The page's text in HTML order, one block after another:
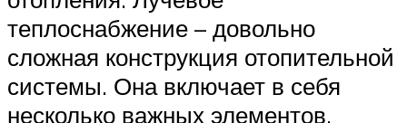
теплоснабжение – довольно
сложная конструкция отопительной
системы. Она включает в себя
несколько важных элементов,